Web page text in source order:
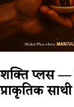
शक्ति प्लस —
प्राकृतिक साथी